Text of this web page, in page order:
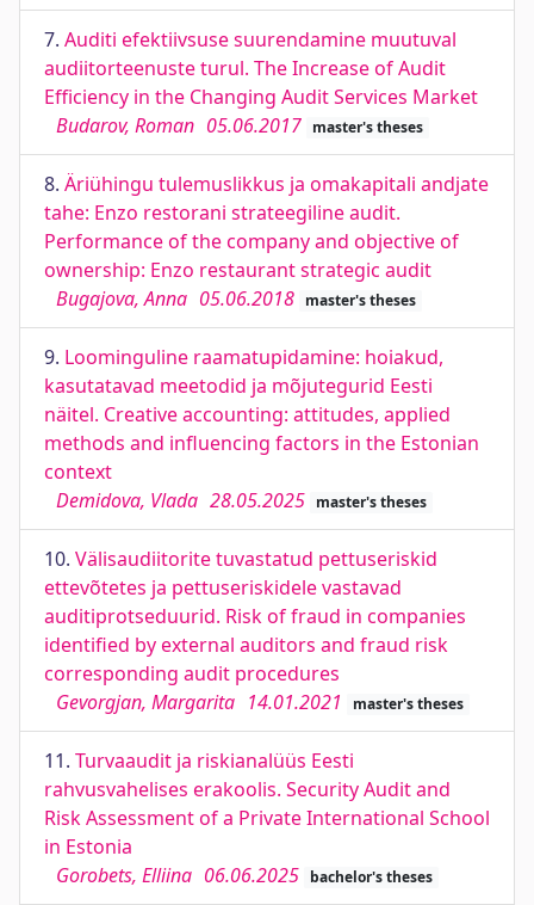
7. Auditi efektiivsuse suurendamine muutuval
audiitorteenuste turul. The Increase of Audit
Efficiency in the Changing Audit Services Market
Budarov, Roman 05.06.2017 master's theses
8. Äriühingu tulemuslikkus ja omakapitali andjate
tahe: Enzo restorani strateegiline audit.
Performance of the company and objective of
ownership: Enzo restaurant strategic audit
Bugajova, Anna 05.06.2018 master's theses
9. Loominguline raamatupidamine: hoiakud,
kasutatavad meetodid ja mõjutegurid Eesti
näitel. Creative accounting: attitudes, applied
methods and influencing factors in the Estonian
context
Demidova, Vlada 28.05.2025 master's theses
10. Välisaudiitorite tuvastatud pettuseriskid
ettevõtetes ja pettuseriskidele vastavad
auditiprotseduurid. Risk of fraud in companies
identified by external auditors and fraud risk
corresponding audit procedures
Gevorgjan, Margarita 14.01.2021 master's theses
11. Turvaaudit ja riskianalüüs Eesti
rahvusvahelises erakoolis. Security Audit and
Risk Assessment of a Private International School
in Estonia
Gorobets, Elliina 06.06.2025 bachelor's theses